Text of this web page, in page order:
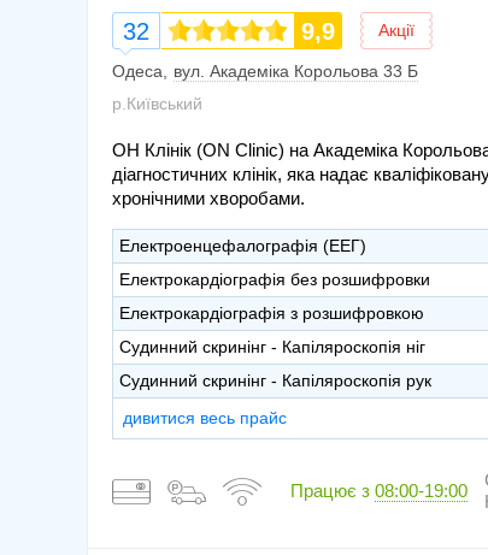
32 9,9 Акції
Одеса
вул. Академіка Корольова 33 Б
р.Київський
ОН Клінік (ON Clinic) на Академіка
діагностичних клінік, яка надає
хронічними хворобами.
Електроенцефалографія (ЕЕГ)
Електрокардіографія без розшифровки
Електрокардіографія з розшифровкою
Судинний скринінг - Капіляроскопія ніг
Судинний скринінг - Капіляроскопія рук
дивитися весь прайс
Працює з 08:00-19:00